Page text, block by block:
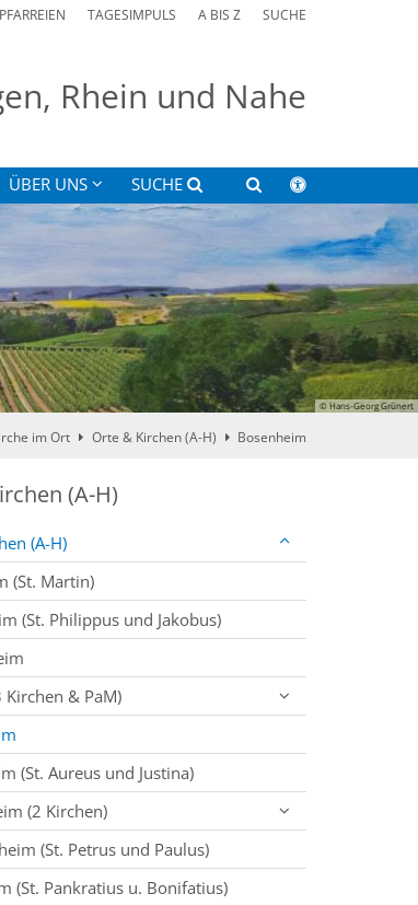
PFARREIEN TAGESIMPULS A BIS Z SUCHE
Rhein und Nahe
ÜBER UNS SUCHE
© Hans-Georg Grünert
im Ort Orte & Kirchen (A-H) Bosenheim
(A-H)
(A-H)
(St. Martin)
(St. Philippus und Jakobus)
Kirchen & PaM)
(St. Aureus und Justina)
(2 Kirchen)
(St. Petrus und Paulus)
(St. Pankratius u. Bonifatius)